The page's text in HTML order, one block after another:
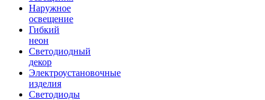
Наружное
освещение
Гибкий
неон
Светодиодный
декор
Электроустановочные
изделия
Светодиоды